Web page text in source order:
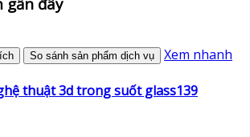
So sánh sản phẩm dịch vụ Xem nhanh
thuật 3d trong suốt glass139